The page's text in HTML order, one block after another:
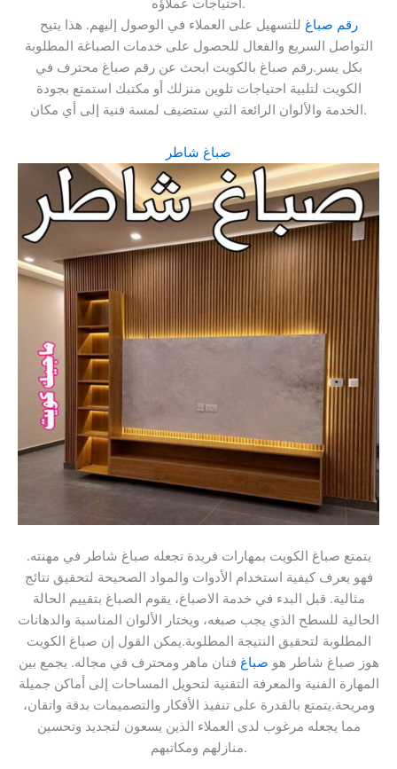
احتياجات عملاؤه.
رقم صباغ للتسهيل على العملاء في الوصول إليهم. هذا يتيح
التواصل السريع والفعال للحصول على خدمات الصباغة المطلوبة
بكل يسر.رقم صباغ بالكويت ابحث عن رقم صباغ محترف في
الكويت لتلبية احتياجات تلوين منزلك أو مكتبك استمتع بجودة
الخدمة والألوان الرائعة التي ستضيف لمسة فنية إلى أي مكان.
صباغ شاطر
يتمتع صباغ الكويت بمهارات فريدة تجعله صباغ شاطر في مهنته.
فهو يعرف كيفية استخدام الأدوات والمواد الصحيحة لتحقيق نتائج
مثالية. قبل البدء في خدمة الاصباغ، يقوم الصباغ بتقييم الحالة
الحالية للسطح الذي يجب صبغه، ويختار الألوان المناسبة والدهانات
المطلوبة لتحقيق النتيجة المطلوبة.يمكن القول إن صباغ الكويت
هوز صباغ شاطر هو صباغ فنان ماهر ومحترف في مجاله. يجمع بين
المهارة الفنية والمعرفة التقنية لتحويل المساحات إلى أماكن جميلة
ومريحة.يتمتع بالقدرة على تنفيذ الأفكار والتصميمات بدقة واتقان،
مما يجعله مرغوب لدى العملاء الذين يسعون لتجديد وتحسين
منازلهم ومكاتبهم.